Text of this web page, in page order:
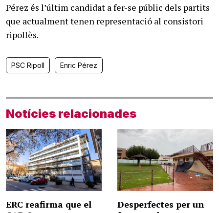
Pérez és l’últim candidat a fer-se públic dels partits
que actualment tenen representació al consistori
ripollès.
PSC Ripoll Enric Pérez
Notícies relacionades
ERC reafirma que el
Desperfectes per un